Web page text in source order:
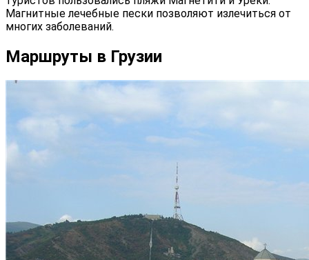
Магнитные лечебные пески позволяют излечиться от
многих заболеваний.
Маршруты в Грузии